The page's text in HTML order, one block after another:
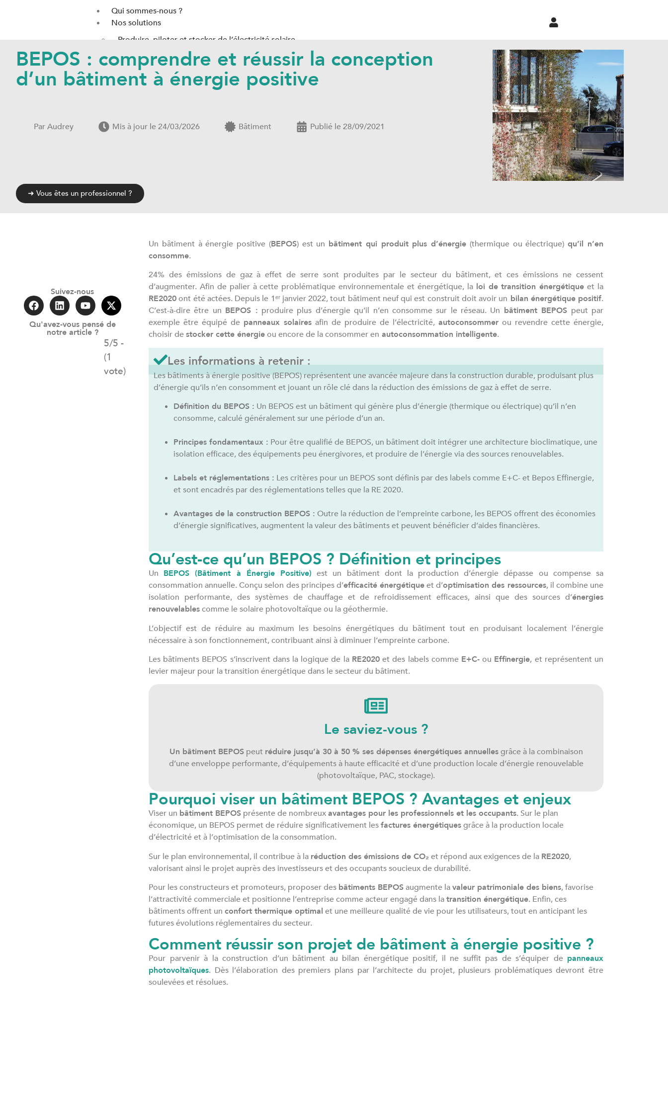
Qui sommes-nous ?
Nos solutions
Produire, piloter et stocker de l’électricité solaire
Stocker l’énergie thermique – Inelio®
Chauffer votre logement et produire de l’eau chaude avec l’énergie solaire
Chauffer et rafraîchir à l’énergie verte
Produire de l’eau chaude avec l’énergie solaire
Actualités
Pro
X
BEPOS : comprendre et réussir la conception
d’un bâtiment à énergie positive
ParAudrey Mis à jour le 24/03/2026 Bâtiment Publié le 28/09/2021
➜ Vous êtes un professionnel ?
Suivez-nous
Qu'avez-vous pensé de
notre article ?
5/5 -
(1
vote)
Un bâtiment à énergie positive (BEPOS) est un bâtiment qui produit plus d’énergie (thermique ou électrique)qu’il n’en
consomme.
24% des émissions de gaz à effet de serre sont produites par le secteur du bâtiment, et ces émissions ne cessent
d’augmenter. Afin de palier à cette problématique environnementale et énergétique, la loi de transition énergétique et la
RE2020ont été actées. Depuis le 1ᵉʳ janvier 2022, tout bâtiment neuf qui est construit doit avoir un bilan énergétique positif.
C’est-à-dire être un BEPOS : produire plus d’énergie qu’il n’en consomme sur le réseau. Un bâtiment BEPOS peut par
exemple être équipé de panneaux solaires afin de produire de l’électricité, autoconsommer ou revendre cette énergie,
choisir destocker cette énergieou encore de la consommer en autoconsommation intelligente.
Les informations à retenir :
Les bâtiments à énergie positive (BEPOS) représentent une avancée majeure dans la construction durable, produisant plus
d’énergie qu’ils n’en consomment et jouant un rôle clé dans la réduction des émissions de gaz à effet de serre.
Définition du BEPOS : Un BEPOS est un bâtiment qui génère plus d’énergie (thermique ou électrique) qu’il n’en
consomme, calculé généralement sur une période d’un an.
Principes fondamentaux : Pour être qualifié de BEPOS, un bâtiment doit intégrer une architecture bioclimatique, une
isolation efficace, des équipements peu énergivores, et produire de l’énergie via des sources renouvelables.
Labels et réglementations : Les critères pour un BEPOS sont définis par des labels comme E+C- et Bepos Effinergie,
et sont encadrés par des réglementations telles que la RE 2020.
Avantages de la construction BEPOS : Outre la réduction de l’empreinte carbone, les BEPOS offrent des économies
d’énergie significatives, augmentent la valeur des bâtiments et peuvent bénéficier d’aides financières.
Qu’est-ce qu’un BEPOS ? Définition et principes
Un BEPOS (Bâtiment à Énergie Positive) est un bâtiment dont la production d’énergie dépasse ou compense sa
consommation annuelle. Conçu selon des principes d’efficacité énergétiqueet d’optimisation des ressources, il combine une
isolation performante, des systèmes de chauffage et de refroidissement efficaces, ainsi que des sources d’énergies
renouvelablescomme le solaire photovoltaïque ou la géothermie.
L’objectif est de réduire au maximum les besoins énergétiques du bâtiment tout en produisant localement l’énergie
nécessaire à son fonctionnement, contribuant ainsi à diminuer l’empreinte carbone.
Les bâtiments BEPOS s’inscrivent dans la logique de la RE2020et des labels comme E+C‑ou Effinergie, et représentent un
levier majeur pour la transition énergétique dans le secteur du bâtiment.
Le saviez-vous ?
Un bâtiment BEPOSpeut réduire jusqu’à 30 à 50 % ses dépenses énergétiques annuellesgrâce à la combinaison
d’une enveloppe performante, d’équipements à haute efficacité et d’une production locale d’énergie renouvelable
(photovoltaïque, PAC, stockage).
Pourquoi viser un bâtiment BEPOS ? Avantages et enjeux
Viser un bâtiment BEPOS présente de nombreuxavantages pour les professionnels et les occupants. Sur le plan
économique, un BEPOS permet de réduire significativement lesfactures énergétiquesgrâce à la production locale
d’électricité et à l’optimisation de la consommation.
Sur le plan environnemental, il contribue à la réduction des émissions de CO₂ et répond aux exigences de la RE2020,
valorisant ainsi le projet auprès des investisseurs et des occupants soucieux de durabilité.
Pour les constructeurs et promoteurs, proposer des bâtiments BEPOSaugmente lavaleur patrimoniale des biens, favorise
l’attractivité commerciale et positionne l’entreprise comme acteur engagé dans latransition énergétique. Enfin, ces
bâtiments offrent un confort thermique optimal et une meilleure qualité de vie pour les utilisateurs, tout en anticipant les
futures évolutions réglementaires du secteur.
Comment réussir son projet de bâtiment à énergie positive ?
Pour parvenir à la construction d’un bâtiment au bilan énergétique positif, il ne suffit pas de s’équiper de panneaux
photovoltaïques. Dès l’élaboration des premiers plans par l’architecte du projet, plusieurs problématiques devront être
soulevées et résolues.